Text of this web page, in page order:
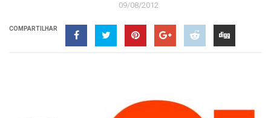
09/08/2012
COMPARTILHAR